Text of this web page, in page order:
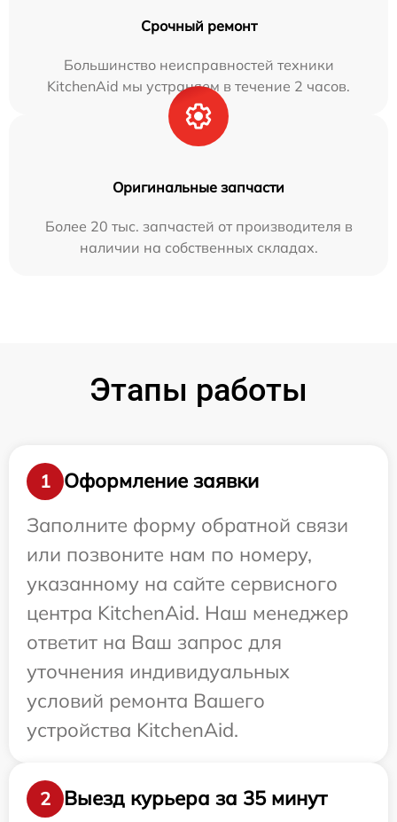
Срочный ремонт
Большинство неисправностей техники
KitchenAid мы устраняем в течение 2 часов.
Оригинальные запчасти
Более 20 тыс. запчастей от производителя в
наличии на собственных складах.
Этапы работы
1
Оформление заявки
Заполните форму обратной связи
или позвоните нам по номеру,
указанному на сайте сервисного
центра KitchenAid. Наш менеджер
ответит на Ваш запрос для
уточнения индивидуальных
условий ремонта Вашего
устройства KitchenAid.
2 Выезд курьера за 35 минут